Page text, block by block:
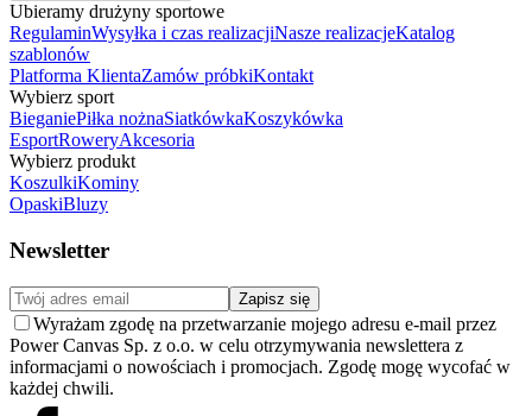
Ubieramy drużyny sportowe
RegulaminWysyłka i czas realizacjiNasze realizacjeKatalog
szablonów
Platforma KlientaZamów próbkiKontakt
Wybierz sport
BieganiePiłka nożnaSiatkówkaKoszykówka
EsportRoweryAkcesoria
Wybierz produkt
KoszulkiKominy
OpaskiBluzy
Newsletter
Zapisz się
Wyrażam zgodę na przetwarzanie mojego adresu e-mail przez
Power Canvas Sp. z o.o. w celu otrzymywania newslettera z
informacjami o nowościach i promocjach. Zgodę mogę wycofać w
każdej chwili.